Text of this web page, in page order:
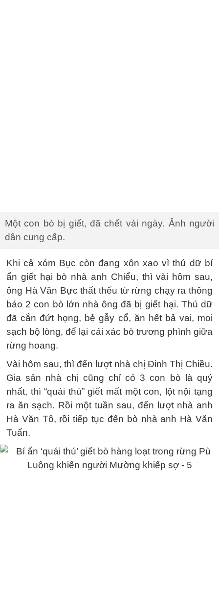
Một con bò bị giết, đã chết vài ngày. Ảnh người
dân cung cấp.
Khi cả xóm Bục còn đang xôn xao vì thú dữ bí
ẩn giết hại bò nhà anh Chiểu, thì vài hôm sau,
ông Hà Văn Bực thất thểu từ rừng chạy ra thông
báo 2 con bò lớn nhà ông đã bị giết hại. Thú dữ
đã cắn đứt họng, bẻ gẫy cổ, ăn hết bả vai, moi
sạch bộ lòng, để lại cái xác bò trương phình giữa
rừng hoang.
Vài hôm sau, thì đến lượt nhà chị Đinh Thị Chiều.
Gia sản nhà chị cũng chỉ có 3 con bò là quý
nhất, thì “quái thú” giết mất một con, lột nội tạng
ra ăn sạch. Rồi một tuần sau, đến lượt nhà anh
Hà Văn Tô, rồi tiếp tục đến bò nhà anh Hà Văn
Tuẩn.